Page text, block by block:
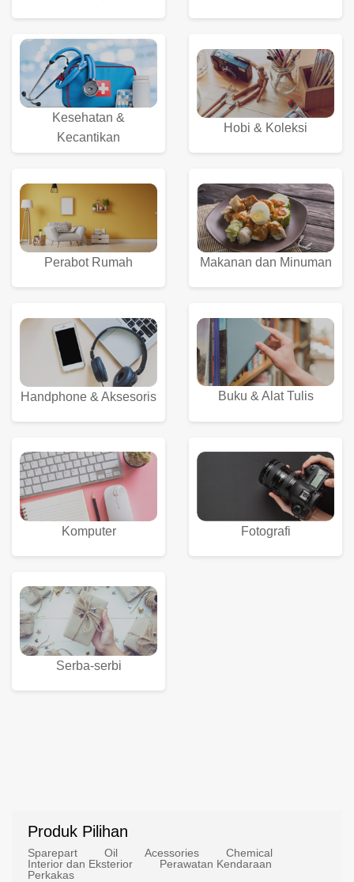
Kesehatan &
Kecantikan
Hobi & Koleksi
Perabot Rumah Makanan dan Minuman
Handphone & Aksesoris Buku & Alat Tulis
Komputer Fotografi
Serba-serbi
Produk Pilihan
Sparepart Oil Acessories
Chemical
Interior dan Eksterior
Perawatan Kendaraan
Perkakas